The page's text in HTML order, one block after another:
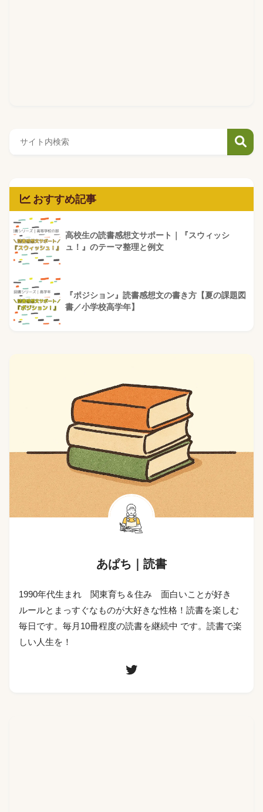
おすすめ記事
高校生の読書感想文サポート｜『スウィッシ
ュ！』のテーマ整理と例文
『ポジション』読書感想文の書き方【夏の課題図
書／小学校高学年】
あぱち｜読書
1990年代生まれ 関東育ち＆住み 面白いことが好き
ルールとまっすぐなものが大好きな性格！読書を楽しむ
毎日です。毎月10冊程度の読書を継続中 です。読書で楽
しい人生を！